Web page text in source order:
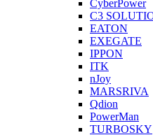
CyberPower
C3
EATON
EXEGATE
IPPON
ITK
nJoy
MARSRIVA
Qdion
PowerMan
TURBOSKY